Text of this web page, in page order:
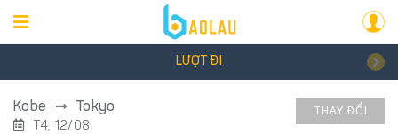
LƯỢT ĐI
Kobe Tokyo
T4, 12/08
THAY ĐỔI